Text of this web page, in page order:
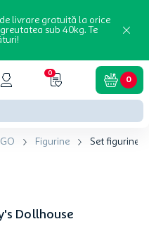
livrare gratuită la orice
sub 40kg. Te
0
0
Figurine Set figurine
Dollhouse